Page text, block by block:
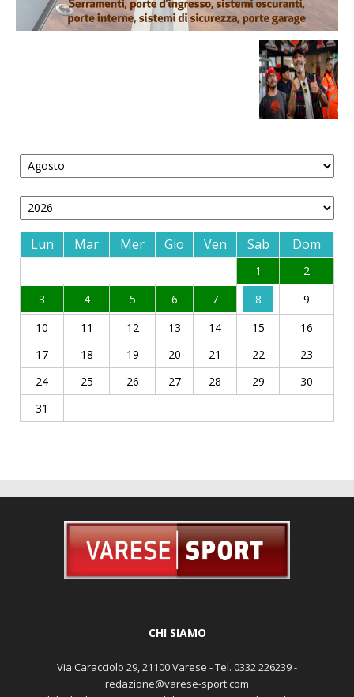
Lun Mar Mer Gio Ven Sab Dom
1
2
3
4 5 6 7 8
9
10
11 12 13 14 15
16
17
18 19 20 21 22
23
24
25 26 27 28 29
30
31
CHI SIAMO
Via Caracciolo 29, 21100 Varese - Tel. 0332 226239 -
redazione@varese-sport.com